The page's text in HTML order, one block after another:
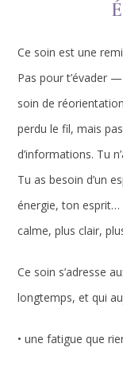
Ce soin est une
Pas pour t’évader
soin de
perdu le fil, mais
d’informations. Tu
Tu as besoin d’un
énergie, ton esprit…
calme, plus clair,
Ce soin s’adresse
longtemps, et qui
• une fatigue que